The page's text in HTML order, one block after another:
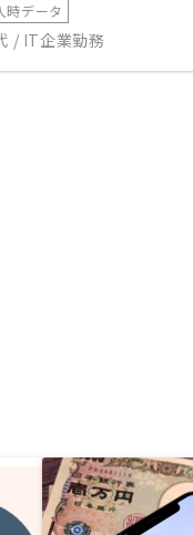
時データ
/ IT企業勤務